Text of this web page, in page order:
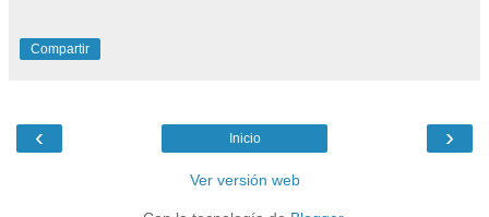
Compartir
‹ ›
Inicio
Ver versión web